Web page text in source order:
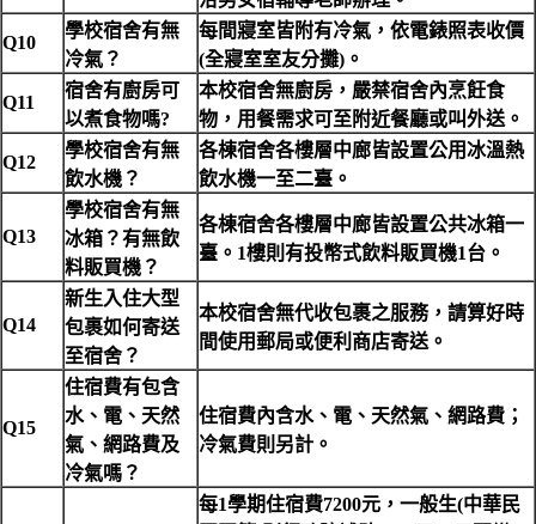
Q10
學校宿舍有無
冷氣？
每間寢室皆附有冷氣，依電錶照表收價
(全寢室室友分攤)。
Q11
宿舍有廚房可
以煮食物嗎?
本校宿舍無廚房，嚴禁宿舍內烹飪食
物，用餐需求可至附近餐廳或叫外送。
Q12
學校宿舍有無
飲水機？
各棟宿舍各樓層中廊皆設置公用冰溫熱
飲水機一至二臺。
Q13
學校宿舍有無
冰箱？有無飲
料販買機？
各棟宿舍各樓層中廊皆設置公共冰箱一
臺。1樓則有投幣式飲料販買機1台。
Q14
新生入住大型
包裹如何寄送
至宿舍？
本校宿舍無代收包裹之服務，請算好時
間使用郵局或便利商店寄送。
Q15
住宿費有包含
水、電、天然
氣 、 網路費及
冷氣嗎？
住宿費內含水、電、天然氣 、 網路費；
冷氣費則另計。
每1學期住宿費7200元，一般生(中華民